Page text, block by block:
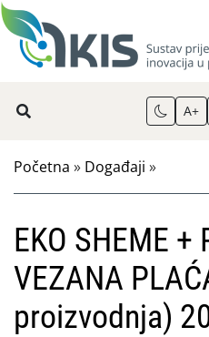
A+
Početna » Događaji »
EKO SHEME +
VEZANA
proizvodnja)